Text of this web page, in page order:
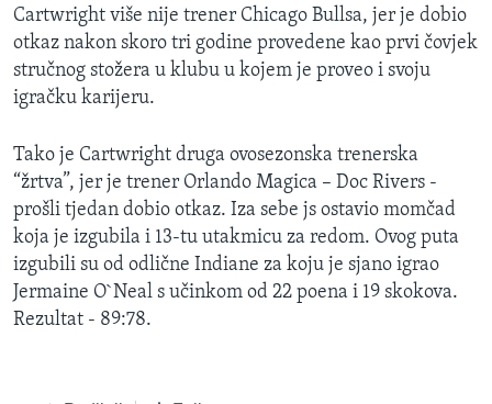
Learning English
PRATITE NAS
Jezici
Cartwright više nije trener Chicago Bullsa, jer je dobio
otkaz nakon skoro tri godine provedene kao prvi čovjek
stručnog stožera u klubu u kojem je proveo i svoju
igračku karijeru.
Tako je Cartwright druga ovosezonska trenerska
“žrtva”, jer je trener Orlando Magica – Doc Rivers -
prošli tjedan dobio otkaz. Iza sebe js ostavio momčad
koja je izgubila i 13-tu utakmicu za redom. Ovog puta
izgubili su od odlične Indiane za koju je sjano igrao
Jermaine O`Neal s učinkom od 22 poena i 19 skokova.
Rezultat - 89:78.